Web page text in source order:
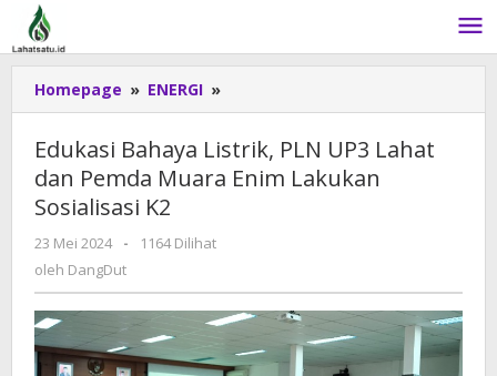
Lewati
konten
Homepage » ENERGI »
Bahaya
Listrik,
PLN
UP3
Enim
Lakukan
Sosialisasi
K2
Edukasi Bahaya Listrik, PLN UP3 Lahat
dan Pemda Muara Enim Lakukan
Sosialisasi K2
23 Mei 2024
oleh
DangDut
-
1164 Dilihat
oleh DangDut